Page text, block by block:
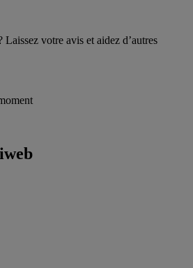
votre avis et aidez d’autres